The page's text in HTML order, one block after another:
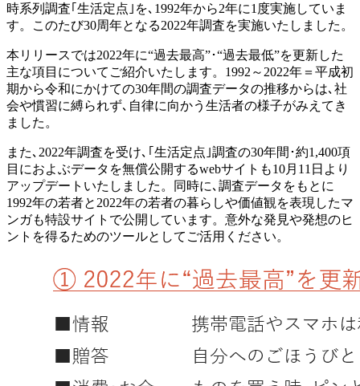
時系列調査｢生活定点｣を､1992年から2年に1度実施していま
す。このたび30周年となる2022年調査を実施いたしました。
本リリースでは2022年に“過去最高”･“過去最低”を更新した
主な項目についてご紹介いたします。1992～2022年＝平成初
期から令和にかけての30年間の調査データの推移からは､社
会や慣習に縛られず､自律に向かう生活者の様子がみえてき
ました。
また､2022年調査を受け､｢生活定点｣調査の30年間･約1,400項
目におよぶデータを無償公開するwebサイトも10月11日より
アップデートいたしました。同時に､調査データをもとに
1992年の若者と2022年の若者の暮らしや価値観を表現したマ
ンガも特設サイトで公開しています。意外な発見や発想のヒ
ントを得るためのツールとしてご活用ください。